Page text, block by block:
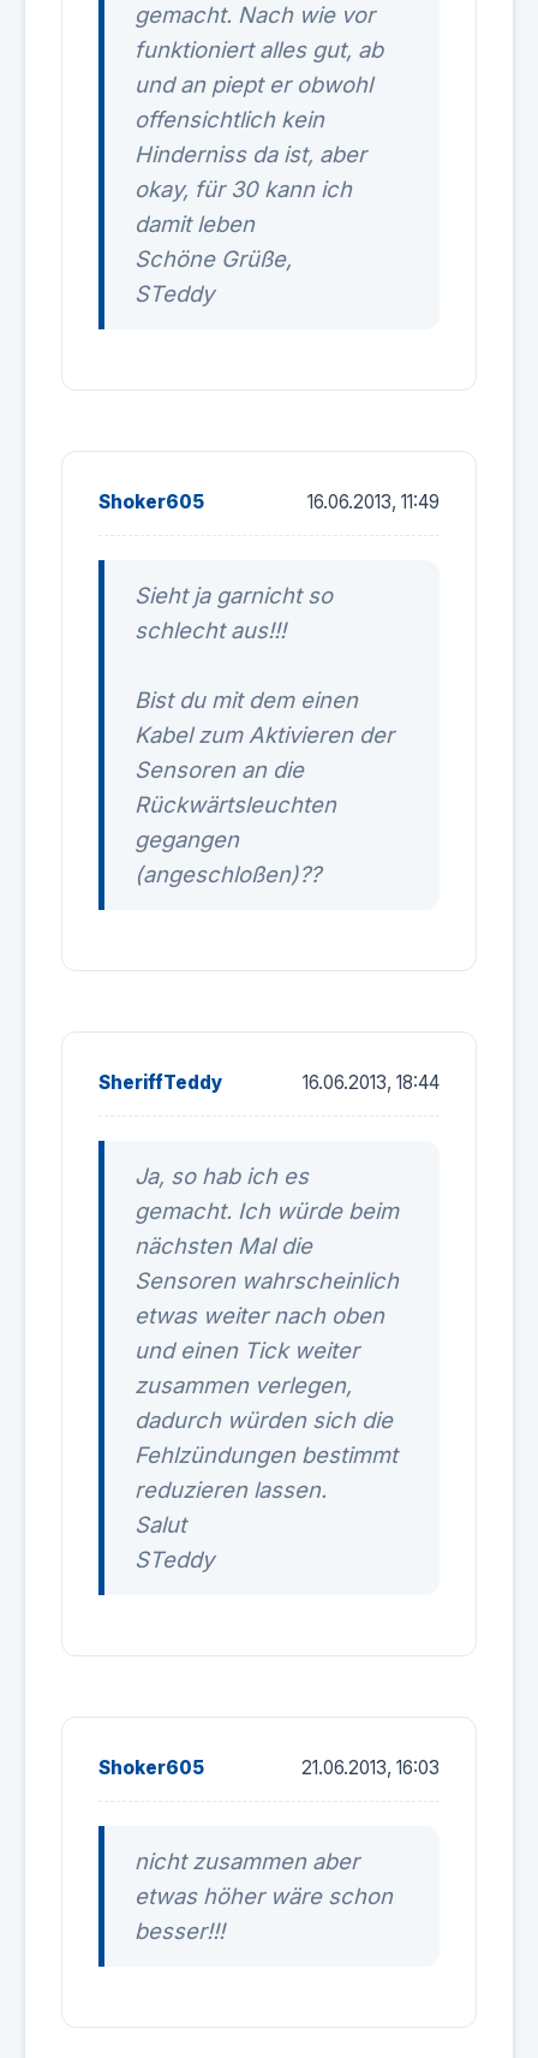
gemacht. Nach wie vor
funktioniert alles gut, ab
und an piept er obwohl
offensichtlich kein
Hinderniss da ist, aber
okay, für 30 kann ich
damit leben
Schöne Grüße,
STeddy
Shoker605 16.06.2013, 11:49
Sieht ja garnicht so
schlecht aus!!!
Bist du mit dem einen
Kabel zum Aktivieren der
Sensoren an die
Rückwärtsleuchten
gegangen
(angeschloßen)??
SheriffTeddy 16.06.2013, 18:44
Ja, so hab ich es
gemacht. Ich würde beim
nächsten Mal die
Sensoren wahrscheinlich
etwas weiter nach oben
und einen Tick weiter
zusammen verlegen,
dadurch würden sich die
Fehlzündungen bestimmt
reduzieren lassen.
Salut
STeddy
Shoker605 21.06.2013, 16:03
nicht zusammen aber
etwas höher wäre schon
besser!!!